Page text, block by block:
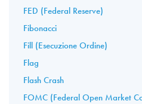
FED (Federal Reserve)
Fibonacci
Fill (Esecuzione Ordine)
Flag
Flash Crash
FOMC (Federal Open Market